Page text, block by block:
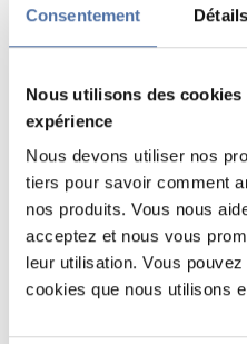
Consentement Détails
Nous utilisons des
expérience
Nous devons utiliser nos
tiers pour savoir comment
nos produits. Vous nous
acceptez et nous vous
leur utilisation. Vous
cookies que nous utilisons
POSTER